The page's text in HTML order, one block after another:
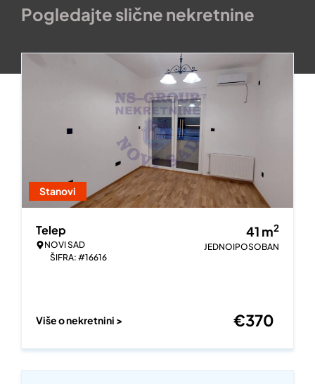
Pogledajte slične nekretnine
Stanovi
Telep
NOVI SAD
ŠIFRA: #16616
41 m2
JEDNOIPOSOBAN
Više o nekretnini > €370